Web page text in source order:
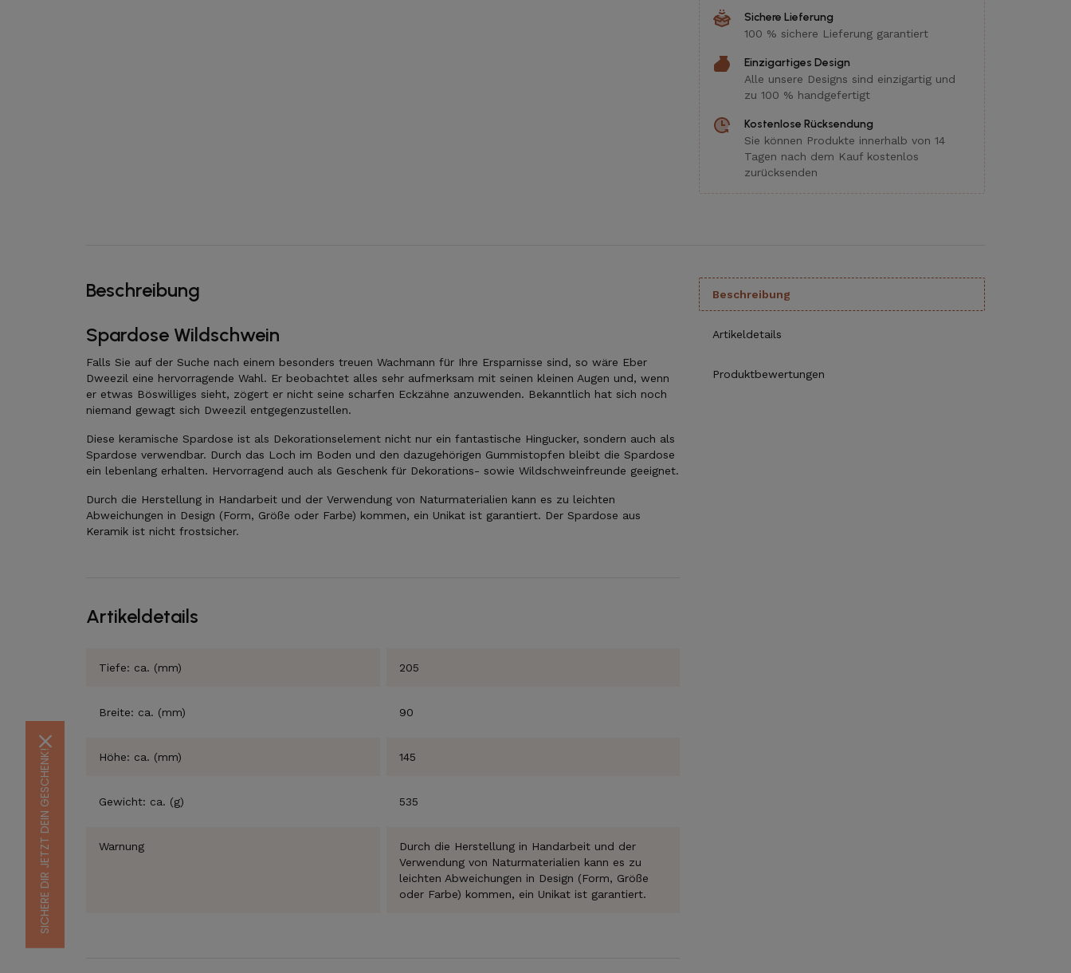
Sichere Lieferung
100 % sichere Lieferung garantiert
Einzigartiges Design
Alle unsere Designs sind einzigartig und
zu 100 % handgefertigt
Kostenlose Rücksendung
Sie können Produkte innerhalb von 14
Tagen nach dem Kauf kostenlos
zurücksenden
Beschreibung
Spardose Wildschwein
Falls Sie auf der Suche nach einem besonders treuen Wachmann für Ihre Ersparnisse sind, so wäre Eber
Dweezil eine hervorragende Wahl. Er beobachtet alles sehr aufmerksam mit seinen kleinen Augen und, wenn
er etwas Böswilliges sieht, zögert er nicht seine scharfen Eckzähne anzuwenden. Bekanntlich hat sich noch
niemand gewagt sich Dweezil entgegenzustellen.
Diese keramische Spardose ist als Dekorationselement nicht nur ein fantastische Hingucker, sondern auch als
Spardose verwendbar. Durch das Loch im Boden und den dazugehörigen Gummistopfen bleibt die Spardose
ein lebenlang erhalten. Hervorragend auch als Geschenk für Dekorations- sowie Wildschweinfreunde geeignet.
Durch die Herstellung in Handarbeit und der Verwendung von Naturmaterialien kann es zu leichten
Abweichungen in Design (Form, Größe oder Farbe) kommen, ein Unikat ist garantiert. Der Spardose aus
Keramik ist nicht frostsicher.
Artikeldetails
Tiefe: ca. (mm) 205
Breite: ca. (mm) 90
Höhe: ca. (mm) 145
Gewicht: ca. (g) 535
Warnung
Durch die Herstellung in Handarbeit und der
Verwendung von Naturmaterialien kann es zu
leichten Abweichungen in Design (Form, Größe
oder Farbe) kommen, ein Unikat ist garantiert.
Beschreibung
Artikeldetails
Produktbewertungen